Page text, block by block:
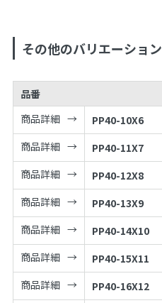
その他のバリエーション
品番
商品詳細
PP40-10X6
商品詳細
PP40-11X7
商品詳細
PP40-12X8
商品詳細
PP40-13X9
商品詳細
PP40-14X10
商品詳細
PP40-15X11
商品詳細
PP40-16X12